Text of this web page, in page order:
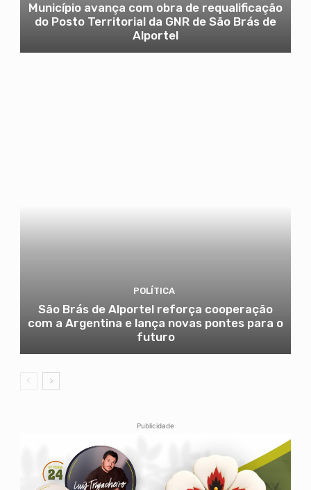
Município avança com obra de requalificação
do Posto Territorial da GNR de São Brás de
Alportel
POLÍTICA
São Brás de Alportel reforça cooperação
com a Argentina e lança novas pontes para o
futuro
Publicidade